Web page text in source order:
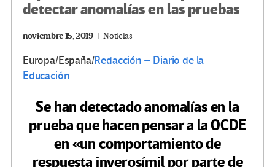
detectar anomalías en las pruebas
noviembre 15, 2019 Noticias
Europa/España/Redacción – Diario de la
Educación
Se han detectado anomalías en la
prueba que hacen pensar a la OCDE
en «un comportamiento de
respuesta inverosímil por parte de